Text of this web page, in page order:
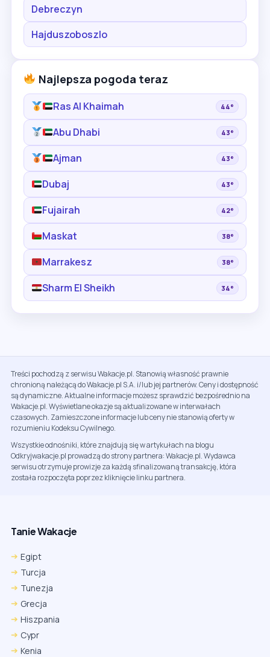
Debreczyn
Hajduszoboszlo
Najlepsza pogoda teraz
Ras Al Khaimah 44°
Abu Dhabi 43°
Ajman 43°
Dubaj 43°
Fujairah 42°
Maskat 38°
Marrakesz 38°
Sharm El Sheikh 34°
Treści pochodzą z serwisu Wakacje.pl. Stanowią własność prawnie
chronioną należącą do Wakacje.pl S.A. i/lub jej partnerów. Ceny i dostępność
są dynamiczne. Aktualne informacje możesz sprawdzić bezpośrednio na
Wakacje.pl. Wyświetlane okazje są aktualizowane w interwałach
czasowych. Zamieszczone informacje lub ceny nie stanowią oferty w
rozumieniu Kodeksu Cywilnego.
Wszystkie odnośniki, które znajdują się w artykułach na blogu
Odkryjwakacje.pl prowadzą do strony partnera: Wakacje.pl. Wydawca
serwisu otrzymuje prowizje za każdą sfinalizowaną transakcję, która
została rozpoczęta poprzez kliknięcie linku partnera.
Tanie Wakacje
Egipt
Turcja
Tunezja
Grecja
Hiszpania
Cypr
Kenia